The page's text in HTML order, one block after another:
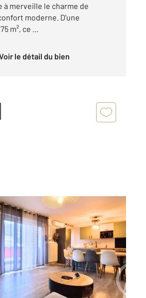
à merveille le charme de
moderne. D'une
m², ce ...
Voir le détail du bien
F3 à vendre
€